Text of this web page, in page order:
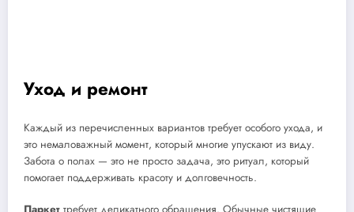
Уход и ремонт
Каждый из перечисленных вариантов требует особого ухода, и
это немаловажный момент, который многие упускают из виду.
Забота о полах — это не просто задача, это ритуал, который
помогает поддерживать красоту и долговечность.